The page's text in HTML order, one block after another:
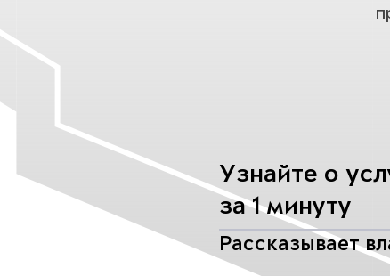
Узнайте о
за 1 минуту
Рассказывает